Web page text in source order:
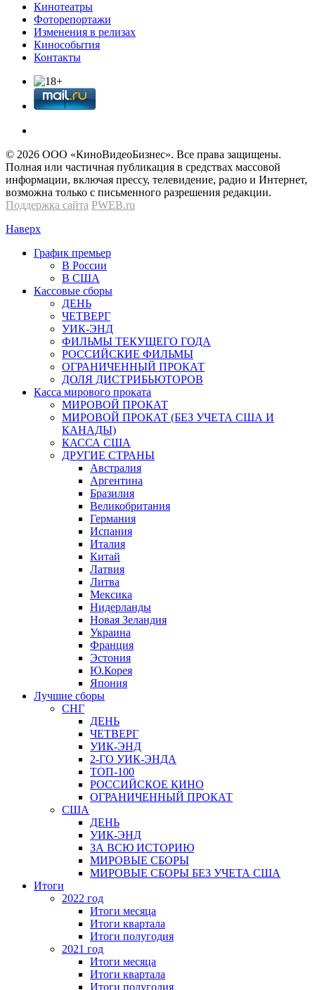
Кинотеатры
Фоторепортажи
Изменения в релизах
Кинособытия
Контакты
© 2026 OOО «КиноВидеоБизнес». Все права защищены.
Полная или частичная публикация в средствах массовой
информации, включая прессу, телевидение, радио и Интернет,
возможна только с письменного разрешения редакции.
Поддержка сайта PWEB.ru
Наверх
График премьер
В России
В США
Кассовые сборы
ДЕНЬ
ЧЕТВЕРГ
УИК-ЭНД
ФИЛЬМЫ ТЕКУЩЕГО ГОДА
РОССИЙСКИЕ ФИЛЬМЫ
ОГРАНИЧЕННЫЙ ПРОКАТ
ДОЛЯ ДИСТРИБЬЮТОРОВ
Касса мирового проката
МИРОВОЙ ПРОКАТ
МИРОВОЙ ПРОКАТ (БЕЗ УЧЕТА США И
КАНАДЫ)
КАССА США
ДРУГИЕ СТРАНЫ
Австралия
Аргентина
Бразилия
Великобритания
Германия
Испания
Италия
Китай
Латвия
Литва
Мексика
Нидерланды
Новая Зеландия
Украина
Франция
Эстония
Ю.Корея
Япония
Лучшие сборы
СНГ
ДЕНЬ
ЧЕТВЕРГ
УИК-ЭНД
2-ГО УИК-ЭНДА
ТОП-100
РОССИЙСКОЕ КИНО
ОГРАНИЧЕННЫЙ ПРОКАТ
США
ДЕНЬ
УИК-ЭНД
ЗА ВСЮ ИСТОРИЮ
МИРОВЫЕ СБОРЫ
МИРОВЫЕ СБОРЫ БЕЗ УЧЕТА США
Итоги
2022 год
Итоги месяца
Итоги квартала
Итоги полугодия
2021 год
Итоги месяца
Итоги квартала
Итоги полугодия